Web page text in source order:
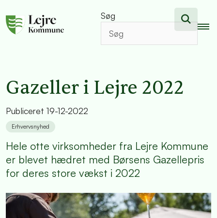
Søg
Gazeller i Lejre 2022
Publiceret 19-12-2022
Erhvervsnyhed
Hele otte virksomheder fra Lejre Kommune
er blevet hædret med Børsens Gazellepris
for deres store vækst i 2022